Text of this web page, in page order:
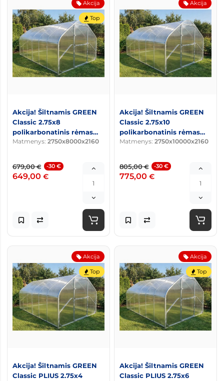
Akcija
Top
Akcija! Šiltnamis GREEN
Classic 2.75x8
polikarbonatinis rėmas
20x40
Matmenys: 2750x8000x2160
679,00€ -30 €
649,00 €
Akcija
Akcija! Šiltnamis GREEN
Classic 2.75x10
polikarbonatinis rėmas
20x40
Matmenys: 2750x10000x2160
805,00€ -30 €
775,00 €
Akcija
Top
Akcija! Šiltnamis GREEN
Classic PLIUS 2.75x4
Akcija
Top
Akcija! Šiltnamis GREEN
Classic PLIUS 2.75x6